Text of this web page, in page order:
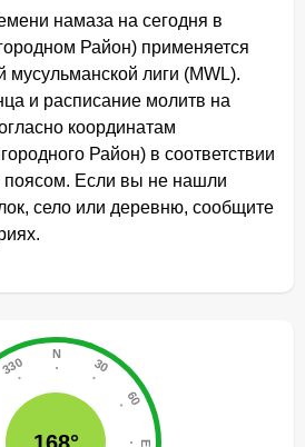
намаза на сегодня в
Район) применяется
мусульманской лиги (MWL).
и расписание молитв на
координатам
Район) в соответствии
Если вы не нашли
село или деревню, сообщите